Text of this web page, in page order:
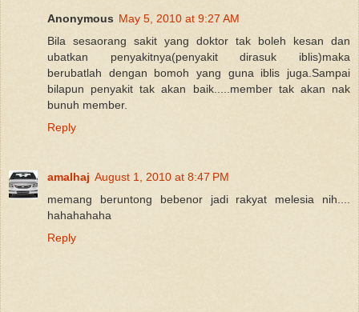
Anonymous May 5, 2010 at 9:27 AM
Bila sesaorang sakit yang doktor tak boleh kesan dan
ubatkan penyakitnya(penyakit dirasuk iblis)maka
berubatlah dengan bomoh yang guna iblis juga.Sampai
bilapun penyakit tak akan baik.....member tak akan nak
bunuh member.
Reply
amalhaj August 1, 2010 at 8:47 PM
memang beruntong bebenor jadi rakyat melesia nih....
hahahahaha
Reply